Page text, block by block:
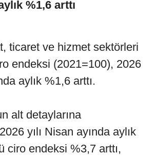
%1,6 arttı
ticaret ve hizmet sektörleri
endeksi (2021=100), 2026
aylık %1,6 arttı.
alt detaylarına
yılı Nisan ayında aylık
ciro endeksi %3,7 arttı,